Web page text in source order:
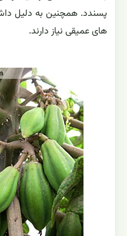
شرایط رشدی این درختان
بهترین رشد را در آب و
خواهند داشت. همچنین از
بهترین خاک ها برای این
که تقریباً مرطوب باشند به
باشند. خاک های ارگانیک و
پسندد. همچنین به دلیل
های عمیقی نیاز دارند.